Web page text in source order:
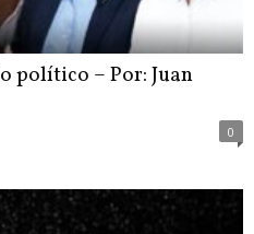
político – Por: Juan
0